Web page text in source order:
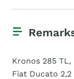
Kronos 285 TL,
Fiat Ducato 2,2